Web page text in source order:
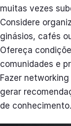
muitas vezes
Considere
ginásios, cafés
Ofereça
comunidades e
Fazer
gerar
de conhecimento.